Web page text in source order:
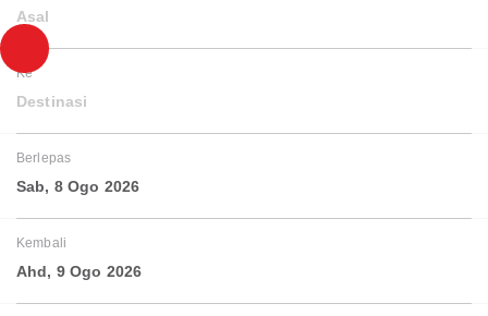
Asal
Ke
Destinasi
Berlepas
Sab, 8 Ogo 2026
Kembali
Ahd, 9 Ogo 2026